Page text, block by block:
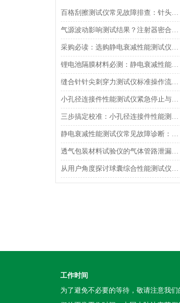
百格刮擦测试仪常见故障排查：针头磨损与运动轨迹偏移
气源波动影响测试结果？注射器密合性正压测试仪的稳压设计分析
采购必读：选购静电衰减性能测试仪的5个核心参数与避坑指南
锂电池隔膜材料必测：静电衰减性能测试仪的操作难点突破
缝合针针尖刺穿力测试仪标准操作流程（SOP）及实验员培训要点
小孔径连接件性能测试仪紧急停止与异常状态下的安全复位操作
三步搞定校准：小孔径连接件性能测试仪的每日开机自检流程详解
静电衰减性能测试仪常见故障诊断：充电不稳定与电位漂移排查
透气包装材料试验仪的气体管路泄漏防护与废气排放系统详解
从用户角度探讨球囊综合性能测试仪的故障问题
工作时间
为了避免不必要的等待，敬请注意我